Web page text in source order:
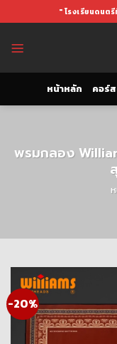
to
" โรงเรียนดนตรี
หน้าหลัก คอร์
พรมกลอง
-20%